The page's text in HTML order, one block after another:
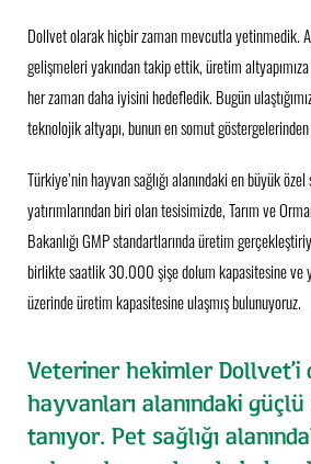
Dollvet olarak hiçbir zaman mevcutla yetinmedik.
gelişmeleri yakından takip ettik, üretim
her zaman daha iyisini hedefledik. Bugün
teknolojik altyapı, bunun en somut
Türkiye’nin hayvan sağlığı alanındaki en büyük
yatırımlarından biri olan tesisimizde, Tarım ve
Bakanlığı GMP standartlarında üretim
birlikte saatlik 30.000 şişe dolum kapasitesine ve
üzerinde üretim kapasitesine ulaşmış bulunuyoruz.
Veteriner hekimler
hayvanları alanındaki
tanıyor. Pet sağlığı